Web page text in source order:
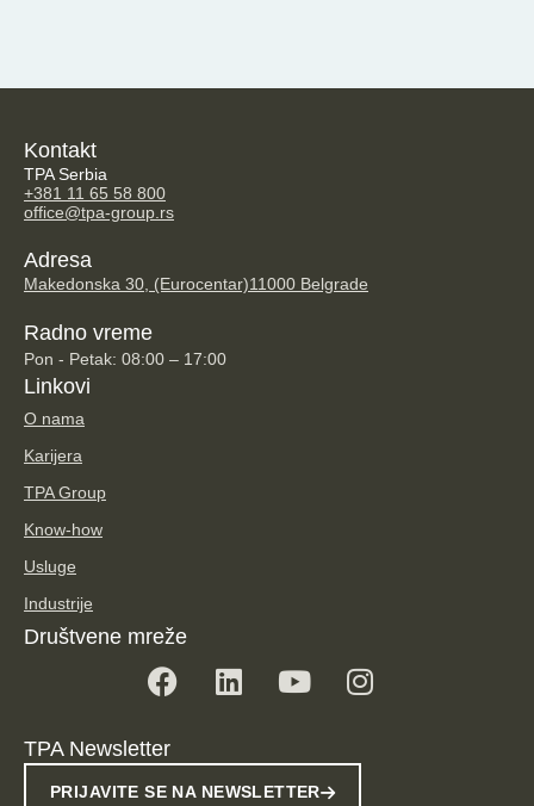
Kontakt
TPA Serbia
+381 11 65 58 800
office@tpa-group.rs
Adresa
Makedonska 30, (Eurocentar)11000 Belgrade
Radno vreme
Pon - Petak: 08:00 – 17:00
Linkovi
O nama
Karijera
TPA Group
Know-how
Usluge
Industrije
Društvene mreže
TPA Newsletter
PRIJAVITE SE NA NEWSLETTER